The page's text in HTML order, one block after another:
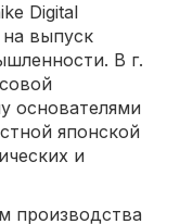
Digital
выпуск
В г.
основателями
японской
и
производства